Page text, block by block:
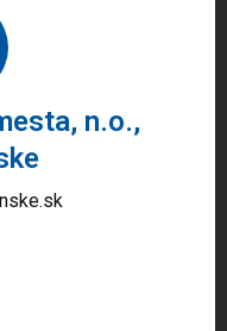
n.o.,